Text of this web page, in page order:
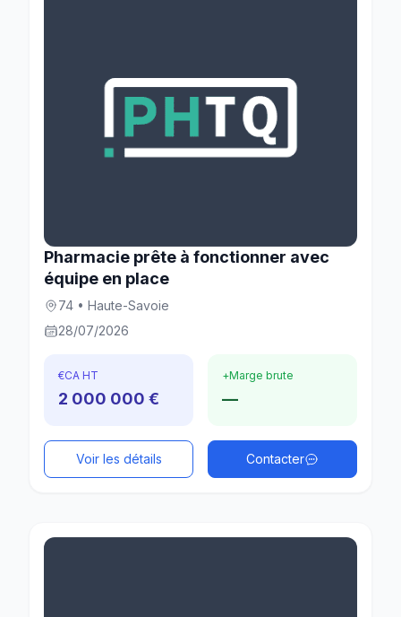
Pharmacie prête à fonctionner avec
équipe en place
74 • Haute-Savoie
28/07/2026
€CA HT
2 000 000 €
+Marge brute
—
Voir les détails Contacter